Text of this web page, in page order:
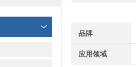
品牌
应用领域